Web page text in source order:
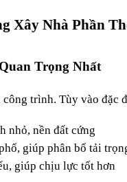
Xây Nhà Phần
Trọng Nhất
trình. Tùy vào đặc
nhỏ, nền đất cứng
giúp phân bổ tải
giúp chịu lực tốt hơn